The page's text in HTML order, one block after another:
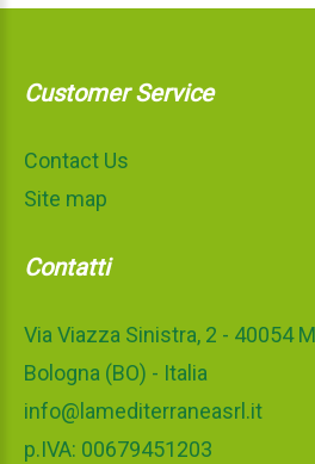
Customer Service
Contact Us
Site map
Contatti
Via Viazza Sinistra, 2 - 40054
Bologna (BO) - Italia
info@lamediterraneasrl.it
p.IVA: 00679451203